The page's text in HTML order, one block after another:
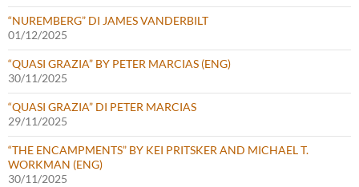
“NUREMBERG” DI JAMES VANDERBILT
01/12/2025
“QUASI GRAZIA” BY PETER MARCIAS (ENG)
30/11/2025
“QUASI GRAZIA” DI PETER MARCIAS
29/11/2025
“THE ENCAMPMENTS” BY KEI PRITSKER AND MICHAEL T.
WORKMAN (ENG)
30/11/2025